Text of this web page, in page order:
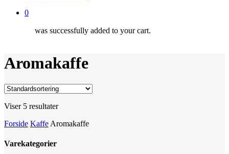
0
was successfully added to your cart.
Aromakaffe
Viser 5 resultater
Forside Kaffe Aromakaffe
Varekategorier